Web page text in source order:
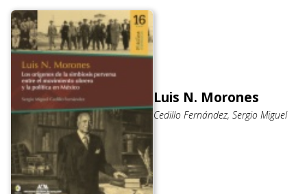
Luis N. Morones
Cedillo Fernández, Sergio Miguel